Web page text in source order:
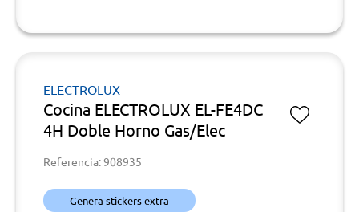
ELECTROLUX
Cocina ELECTROLUX EL-FE4DC
4H Doble Horno Gas/Elec
Referencia: 908935
Genera stickers extra